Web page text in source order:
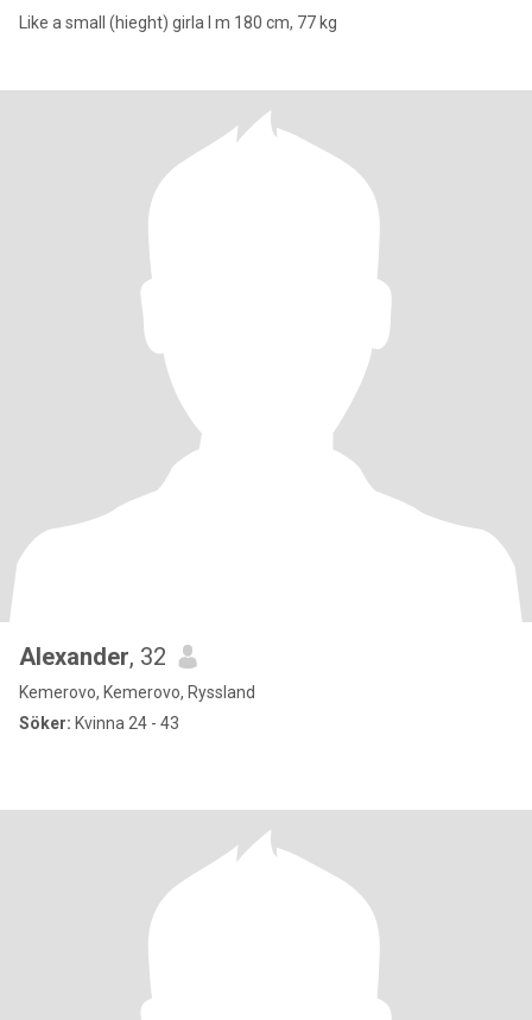
Like a small (hieght) girla I m 180 cm, 77 kg
Alexander, 32
Kemerovo, Kemerovo, Ryssland
Söker: Kvinna 24 - 43